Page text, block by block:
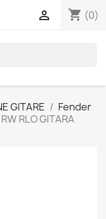
shopping_cart (0)

GITARE
Fender
RLO GITARA